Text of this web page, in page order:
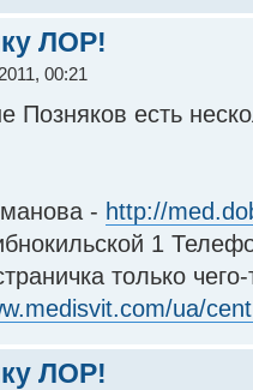
ЛОР!
00:21
Позняков есть
- http://
1
только
ua/
ЛОР!